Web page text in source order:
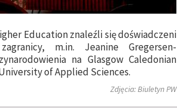
Education znaleźli się doświadczeni
m.in. Jeanine Gregersen-
na Glasgow Caledonian
of Applied Sciences.
Zdjęcia: Biuletyn PW